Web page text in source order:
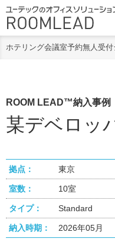
ホテリング会議室予約無人受付
ROOM LEAD™納入事例
某デベロッ
拠点： 東京
室数： 10室
タイプ： Standard
納入時期： 2026年05月